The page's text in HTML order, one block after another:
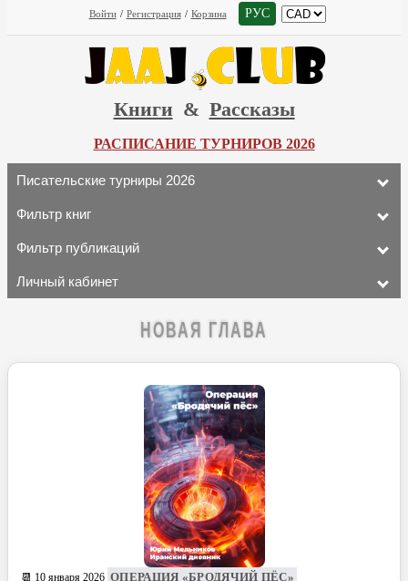
Войти / Регистрация / Корзина РУС
Книги & Рассказы
РАСПИСАНИЕ ТУРНИРОВ 2026
Писательские турниры 2026
Фильтр книг
Фильтр публикаций
Личный кабинет
НОВАЯ ГЛАВА
📆 10 января 2026 ОПЕРАЦИЯ «БРОДЯЧИЙ ПЁС»